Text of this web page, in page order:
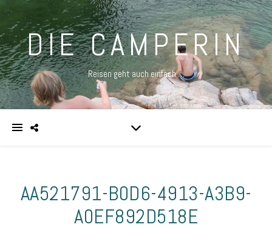
DIE CAMPERIN
Reisen geht auch einfach …
AA521791-B0D6-4913-A3B9-
A0EF892D518E